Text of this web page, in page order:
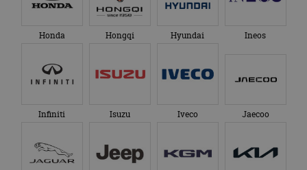
Honda Hongqi Hyundai Ineos
Infiniti Isuzu Iveco Jaecoo